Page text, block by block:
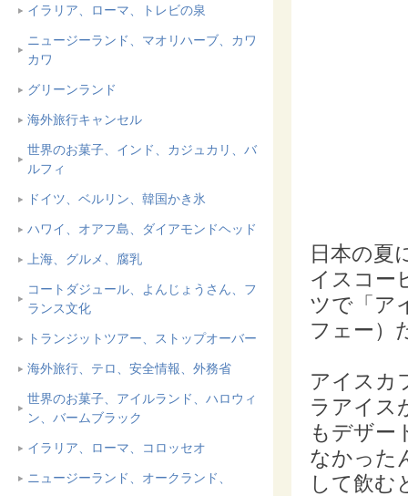
イラリア、ローマ、トレビの泉
ニュージーランド、マオリハーブ、カワ
カワ
グリーンランド
海外旅行キャンセル
世界のお菓子、インド、カジュカリ、バ
ルフィ
ドイツ、ベルリン、韓国かき氷
ハワイ、オアフ島、ダイアモンドヘッド
上海、グルメ、腐乳
コートダジュール、よんじょうさん、フ
ランス文化
トランジットツアー、ストップオーバー
海外旅行、テロ、安全情報、外務省
世界のお菓子、アイルランド、ハロウィ
ン、バームブラック
イラリア、ローマ、コロッセオ
ニュージーランド、オークランド、
日本の夏
イスコー
ツで「ア
フェー）
アイスカ
ラアイス
もデザー
なかった
して飲む